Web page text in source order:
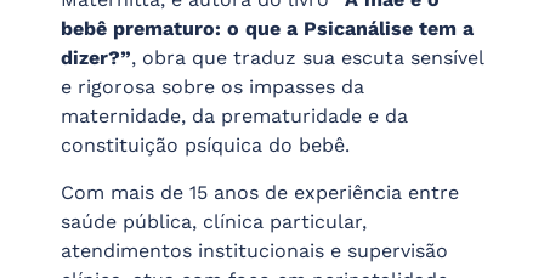
bebê prematuro: o que a Psicanálise tem a
dizer?”, obra que traduz sua escuta sensível
e rigorosa sobre os impasses da
maternidade, da prematuridade e da
constituição psíquica do bebê.
Com mais de 15 anos de experiência entre
saúde pública, clínica particular,
atendimentos institucionais e supervisão